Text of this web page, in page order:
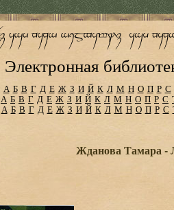
Электронная
А Б В Г Д Е Ж З И Й К Л М Н О П Р С
А Б В Г Д Е Ж З И Й К Л М Н О П Р С
А Б В Г Д Е Ж З И Й К Л М Н О П Р С
Жданова Тамара -